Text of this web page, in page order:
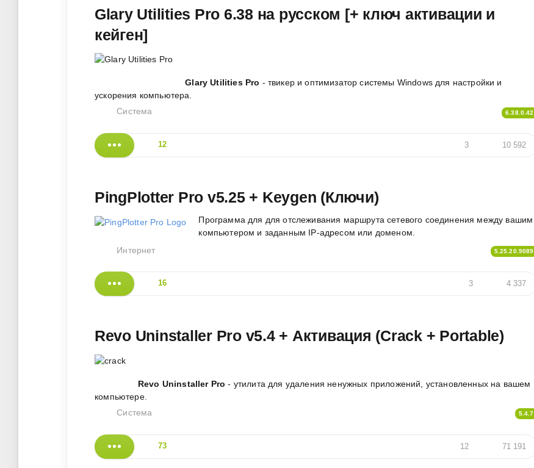
Glary Utilities Pro 6.38 на русском [+ ключ активации и
кейген]
Glary Utilities Pro - твикер и оптимизатор системы Windows для настройки и
ускорения компьютера.
Система
6.38.0.42
12 3 10 592
PingPlotter Pro v5.25 + Keygen (Ключи)
Программа для для отслеживания маршрута сетевого соединения между вашим
компьютером и заданным IP-адресом или доменом.
Интернет
5.25.20.9089
16 3 4 337
Revo Uninstaller Pro v5.4 + Активация (Crack + Portable)
Revo Uninstaller Pro - утилита для удаления ненужных приложений, установленных на вашем
компьютере.
Система
5.4.7
73 12 71 191